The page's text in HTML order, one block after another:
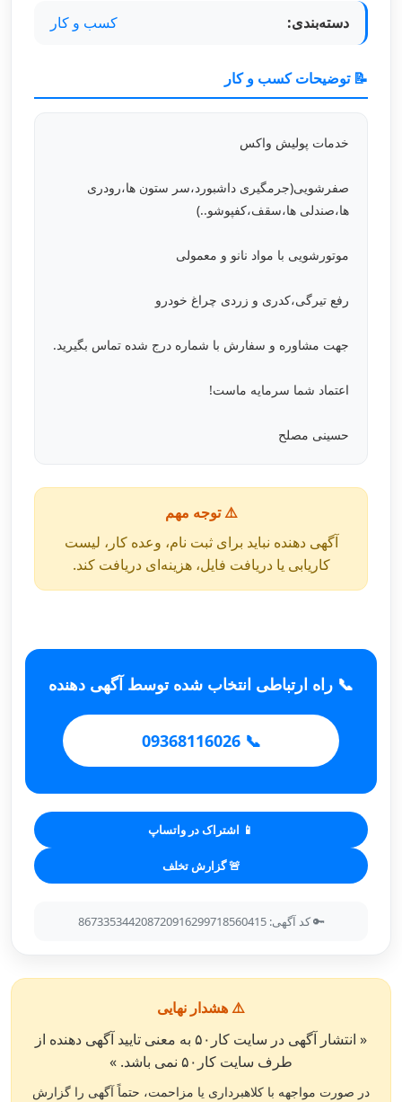
دسته‌بندی: کسب و کار
📝 توضیحات کسب و کار
خدمات پولیش واکس
صفرشویی(جرمگیری داشبورد،سر ستون ها،رودری
ها،صندلی ها،سقف،کفپوشو..)
موتورشویی با مواد نانو و معمولی
رفع تیرگی،کدری و زردی چراغ خودرو
جهت مشاوره و سفارش با شماره درج شده تماس بگیرید.
اعتماد شما سرمایه ماست!
حسینی مصلح
⚠️ توجه مهم
آگهی دهنده نباید برای ثبت نام، وعده کار، لیست
کاریابی یا دریافت فایل، هزینه‌ای دریافت کند.
📞 راه ارتباطی انتخاب شده توسط آگهی دهنده
📞 09368116026
📱 اشتراک در واتساپ
🚨 گزارش تخلف
🔑 کد آگهی: 867335344208720916299718560415
⚠️ هشدار نهایی
« انتشار آگهی در سایت کار۵۰ به معنی تایید آگهی دهنده از
طرف سایت کار۵۰ نمی باشد. »
در صورت مواجهه با کلاهبرداری یا مزاحمت، حتماً آگهی را گزارش